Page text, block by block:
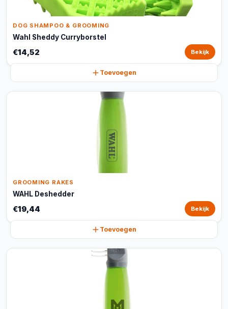
DOG SHAMPOO & GROOMING
Wahl Sheddy Curryborstel
€14,52 Bekijk
Toevoegen
GROOMING RAKES
WAHL Deshedder
€19,44 Bekijk
Toevoegen